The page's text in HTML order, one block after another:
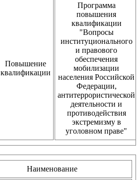
Повышение
квалификации
Программа
повышения
квалификации
"Вопросы
институционального
и правового
обеспечения
мобилизации
населения Российской
Федерации,
антитеррористической
деятельности и
противодействия
экстремизму в
уголовном праве"
Наименование